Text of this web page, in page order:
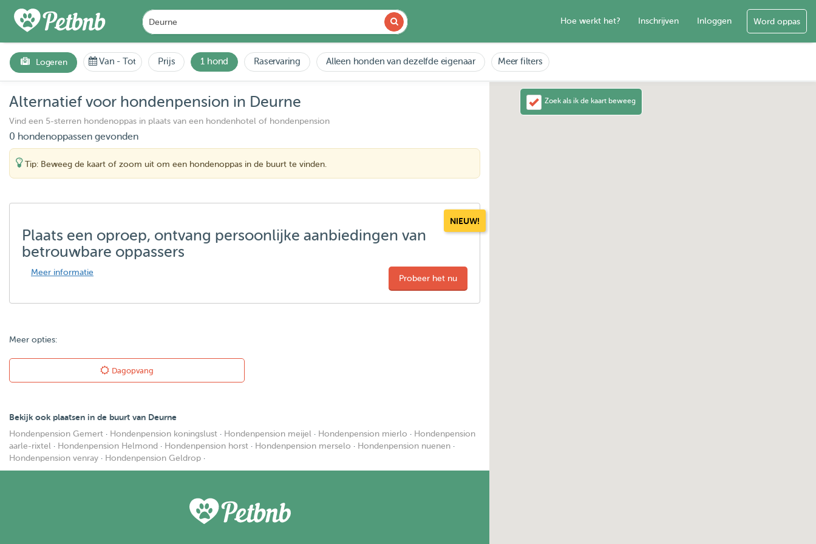
Hoe werkt het? Inschrijven Inloggen Word oppas
Logeren Van -Tot Prijs 1 hond Raservaring Alleen honden van dezelfde eigenaar Meer filters
Alternatief voor hondenpension in Deurne
Vind een 5-sterren hondenoppas in plaats van een hondenhotel of hondenpension
0 hondenoppassen gevonden
Tip: Beweeg de kaart of zoom uit om een hondenoppas in de buurt te vinden.
NIEUW!
Plaats een oproep, ontvang persoonlijke aanbiedingen van
betrouwbare oppassers
Meer informatie
Probeer het nu
Meer opties:
Dagopvang
Bekijk ook plaatsen in de buurt van Deurne
Hondenpension Gemert · Hondenpension koningslust · Hondenpension meijel · Hondenpension mierlo · Hondenpension
aarle-rixtel · Hondenpension Helmond · Hondenpension horst · Hondenpension merselo · Hondenpension nuenen ·
Hondenpension venray · Hondenpension Geldrop ·
Zoek als ik de kaart beweeg